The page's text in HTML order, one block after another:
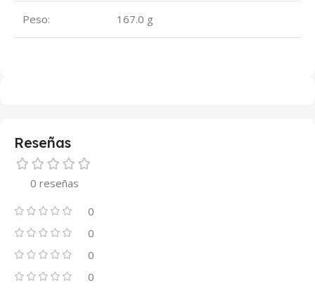
Peso: 167.0 g
Reseñas
0 reseñas
0
0
0
0